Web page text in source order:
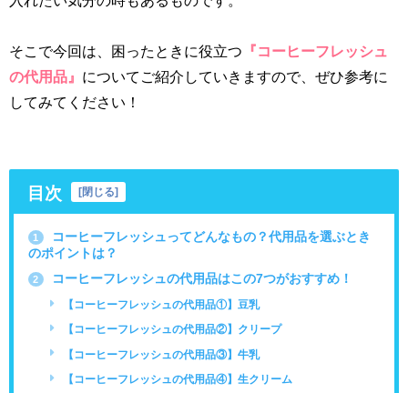
そこで今回は、困ったときに役立つ 『コーヒーフレッシュ
の代用品』 についてご紹介していきますので、ぜひ参考に
してみてください！
目次 [閉じる]
1
コーヒーフレッシュってどんなもの？代用品を選ぶとき
のポイントは？
2 コーヒーフレッシュの代用品はこの7つがおすすめ！
【コーヒーフレッシュの代用品①】豆乳
【コーヒーフレッシュの代用品②】クリープ
【コーヒーフレッシュの代用品③】牛乳
【コーヒーフレッシュの代用品④】生クリーム